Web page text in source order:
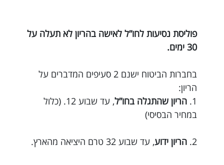
פוליסת נסיעות לחו”ל לאישה בהריון לא תעלה על
30 ימים.
בחברות הביטוח ישנם 2 סעיפים המדברים על
הריון:
1. הריון שהתגלה בחו”ל
, עד שבוע 12. (כלול
במחיר הבסיסי)
2. הריון ידוע, עד שבוע 32 טרם היציאה מהארץ.